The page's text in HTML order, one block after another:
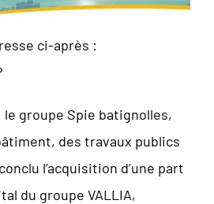
ci-après :
le groupe Spie batignolles,
des travaux publics
l’acquisition d’une part
du groupe VALLIA,